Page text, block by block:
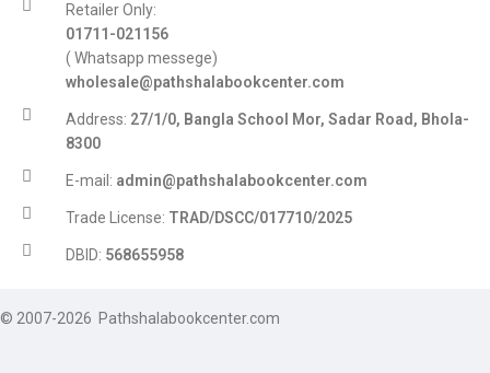
Retailer Only:
01711-021156
( Whatsapp messege)
wholesale@pathshalabookcenter.com
Address: 27/1/0, Bangla School Mor, Sadar Road, Bhola-
8300
E-mail: admin@pathshalabookcenter.com
Trade License: TRAD/DSCC/017710/2025
DBID: 568655958
© 2007-2026 Pathshalabookcenter.com